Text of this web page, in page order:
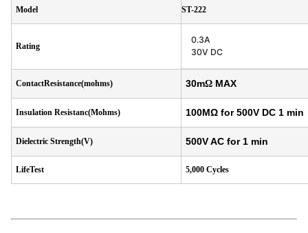
Model ST-222
Rating
0.3A
30V DC
ContactResistance(mohms) 30mΩ MAX
Insulation Resistanc(Mohms) 100MΩ for 500V DC 1 min
Dielectric Strength(V) 500V AC for 1 min
LifeTest 5,000 Cycles